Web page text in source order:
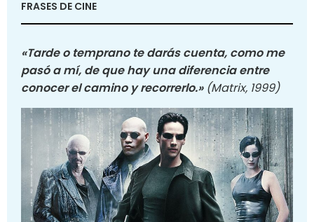
FRASES DE CINE
«Tarde o temprano te darás cuenta, como me
pasó a mí, de que hay una diferencia entre
conocer el camino y recorrerlo.» (Matrix, 1999)